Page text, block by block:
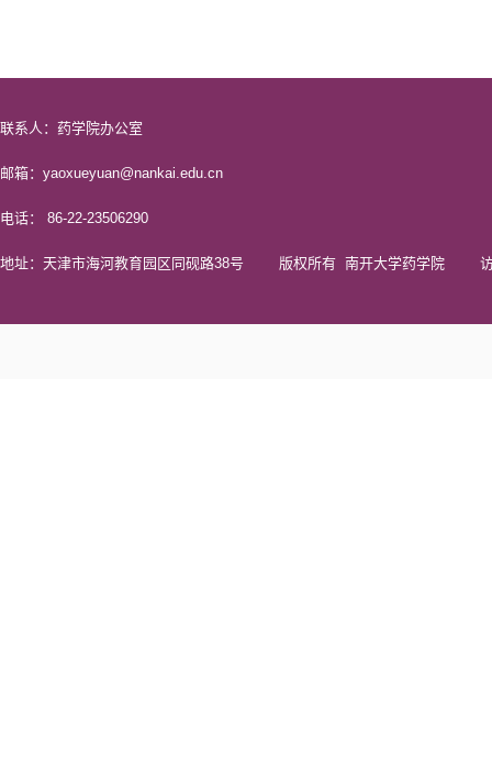
联系人：药学院办公室
邮箱：yaoxueyuan@nankai.edu.cn
电话： 86-22-23506290
地址：天津市海河教育园区同砚路38号 版权所有 南开大学药学院 访